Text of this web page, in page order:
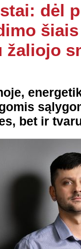
dėl
žaliojo
bet ir